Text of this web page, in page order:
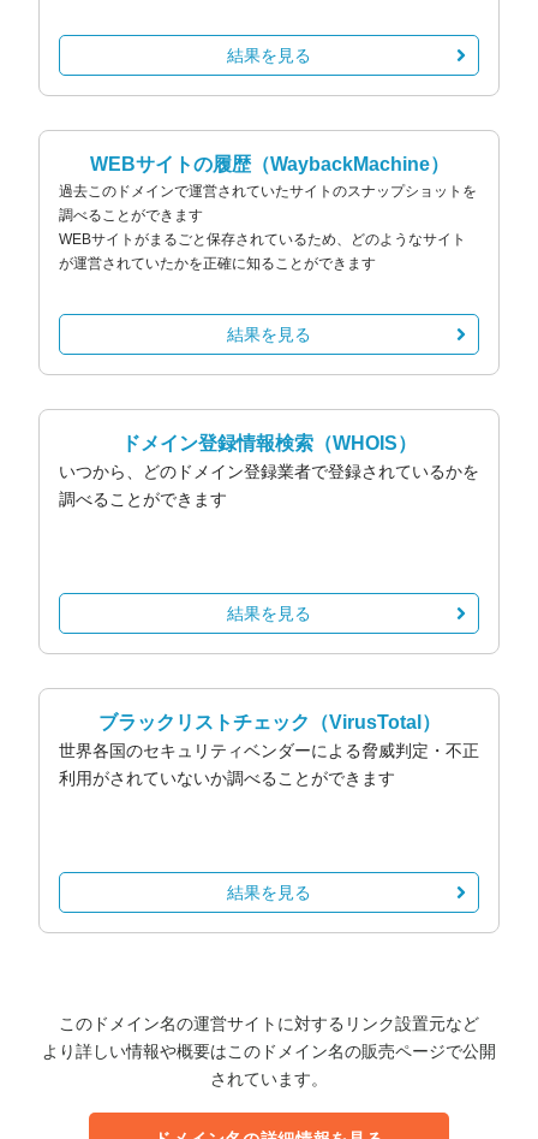
結果を見る
WEBサイトの履歴（WaybackMachine）
過去このドメインで運営されていたサイトのスナップショットを
調べることができます
WEBサイトがまるごと保存されているため、どのようなサイト
が運営されていたかを正確に知ることができます
結果を見る
ドメイン登録情報検索 （WHOIS）
いつから、どのドメイン登録業者で登録されているかを
調べることができます
結果を見る
ブラックリストチェック （VirusTotal）
世界各国のセキュリティベンダーによる脅威判定・不正
利用がされていないか調べることができます
結果を見る
このドメイン名の運営サイトに対するリンク設置元など
より詳しい情報や概要はこのドメイン名の販売ページで公開
されています。